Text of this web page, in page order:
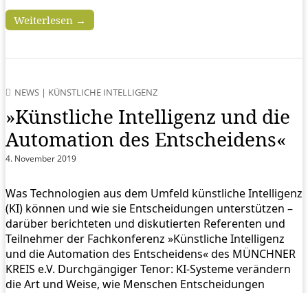
Weiterlesen →
NEWS | KÜNSTLICHE INTELLIGENZ
»Künstliche Intelligenz und die
Automation des Entscheidens«
4. November 2019
Was Technologien aus dem Umfeld künstliche Intelligenz
(KI) können und wie sie Entscheidungen unterstützen –
darüber berichteten und diskutierten Referenten und
Teilnehmer der Fachkonferenz »Künstliche Intelligenz
und die Automation des Entscheidens« des MÜNCHNER
KREIS e.V. Durchgängiger Tenor: KI-Systeme verändern
die Art und Weise, wie Menschen Entscheidungen